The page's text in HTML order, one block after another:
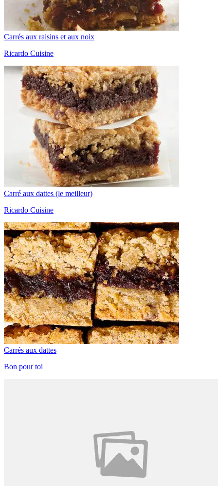
Carrés aux raisins et aux noix
Ricardo Cuisine
Carré aux dattes (le meilleur)
Ricardo Cuisine
Carrés aux dattes
Bon pour toi